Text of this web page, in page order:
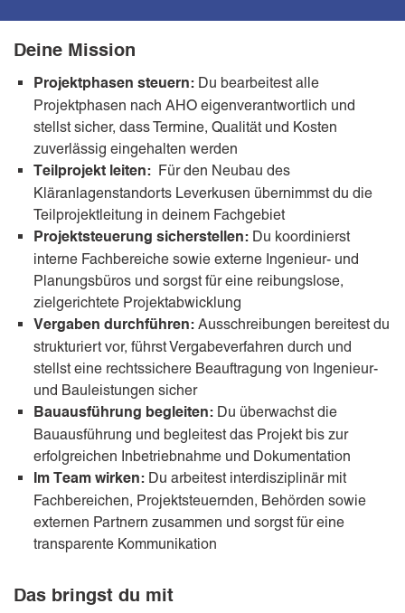
Deine Mission
Projektphasen steuern: Du bearbeitest alle
Projektphasen nach AHO eigenverantwortlich und
stellst sicher, dass Termine, Qualität und Kosten
zuverlässig eingehalten werden
Teilprojekt leiten: Für den Neubau des
Kläranlagenstandorts Leverkusen übernimmst du die
Teilprojektleitung in deinem Fachgebiet
Projektsteuerung sicherstellen: Du koordinierst
interne Fachbereiche sowie externe Ingenieur- und
Planungsbüros und sorgst für eine reibungslose,
zielgerichtete Projektabwicklung
Vergaben durchführen: Ausschreibungen bereitest du
strukturiert vor, führst Vergabeverfahren durch und
stellst eine rechtssichere Beauftragung von Ingenieur-
und Bauleistungen sicher
Bauausführung begleiten: Du überwachst die
Bauausführung und begleitest das Projekt bis zur
erfolgreichen Inbetriebnahme und Dokumentation
Im Team wirken: Du arbeitest interdisziplinär mit
Fachbereichen, Projektsteuernden, Behörden sowie
externen Partnern zusammen und sorgst für eine
transparente Kommunikation
Das bringst du mit